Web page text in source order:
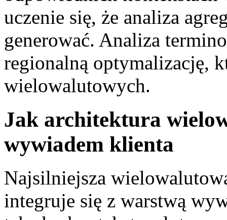
uczenie się, że analiza
generować. Analiza
regionalną optymalizację,
wielowalutowych.
Jak architektura
wywiadem klienta
Najsilniejsza
integruje się z warstwą